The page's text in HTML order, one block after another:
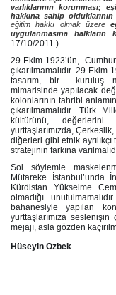
varlıklarının korunması;
hakkına sahip
eğitim hakkı olmak üzere
uygulanmasına halkların
17/10/2011 )
29 Ekim 1923’ün,
çıkarılmamalıdır. 29
tasarım, bir
kuruluş
mimarisinde yapılacak
kolonlarının tahribi
çıkarılmamalıdır. Türk
kültürünü,
yurttaşlarımızda,
diğerleri gibi etnik
stratejinin farkına
Sol söylemle
Mütareke İstanbul’unda
Kürdistan Yükselme
olmadığı
bahanesiyle yapılan
yurttaşlarımıza
mejajı, asla gözden
Hüseyin Özbek